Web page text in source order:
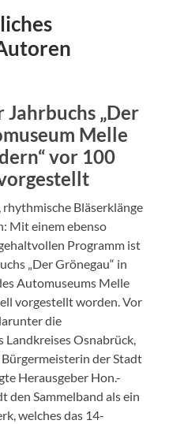
„Der
Melle
vor 100
Bläserklänge
Mit einem ebenso
Programm ist
„Der Grönegau“ in
Automuseums Melle
vorgestellt worden. Vor
die
Osnabrück,
der Stadt
Herausgeber Hon.-
den Sammelband als ein
welches das 14-